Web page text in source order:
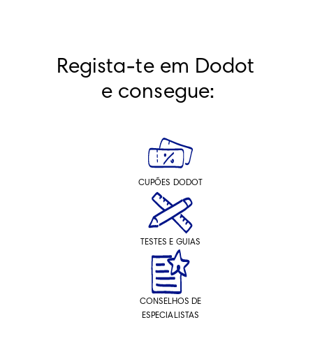
Regista-te em Dodot
e consegue:
CUPÕES DODOT
TESTES E GUIAS
CONSELHOS DE
ESPECIALISTAS